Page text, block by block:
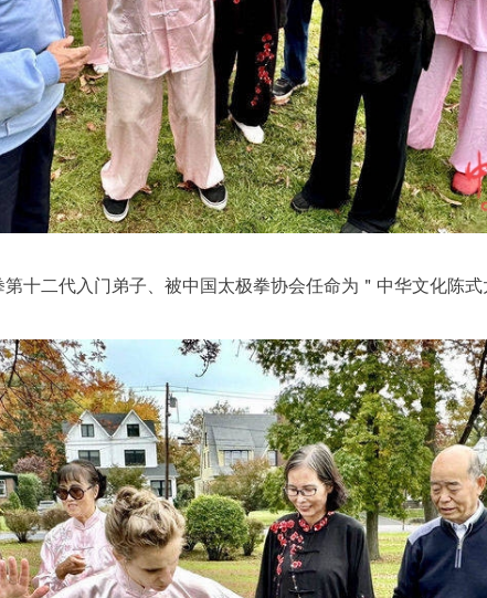
十二代入门弟子、被中国太极拳协会任命为＂中华文化陈式